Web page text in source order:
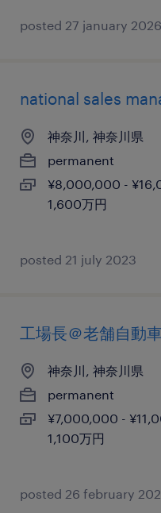
posted 27 january 2026
national sales
神奈川, 神奈川県
permanent
¥8,000,000 -
1,600万円
posted 21 july 2023
工場長＠老舗自動
神奈川, 神奈川県
permanent
¥7,000,000 -
1,100万円
posted 26 february